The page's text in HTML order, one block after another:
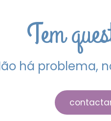
Tem
há problema,